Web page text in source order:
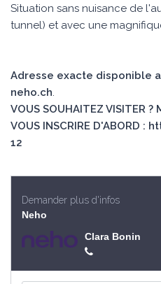
Situation sans nuisance de
tunnel) et avec une
Adresse exacte disponible
neho.ch.
VOUS SOUHAITEZ VISITER ?
VOUS INSCRIRE D'ABORD
12
Demander plus d'infos
Neho
Clara Bonin